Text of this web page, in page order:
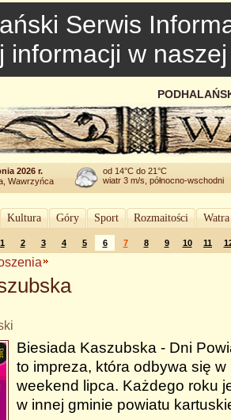
Serwis
informacji w
2026 r.
Wawrzyńca
od 14°C do 21°C
wiatr 3 m/s, północno-wschodni
Kultura Góry Sport Rozmaitości
1 2 3 4 5 6 7 8 9 10 11
Biesiada Kaszubska - Dni
to impreza, która odbywa się w
weekend lipca. Każdego roku
w innej gminie powiatu